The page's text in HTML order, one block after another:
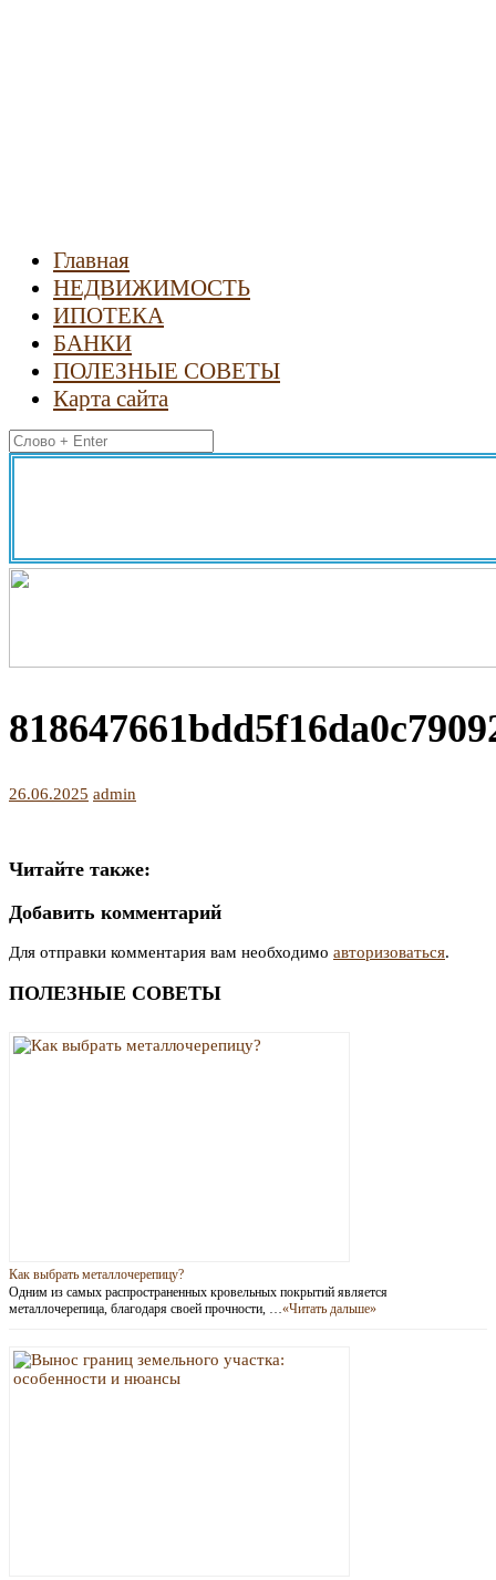
Главная
НЕДВИЖИМОСТЬ
ИПОТЕКА
БАНКИ
ПОЛЕЗНЫЕ СОВЕТЫ
Карта сайта
Найти:
26.06.2025 admin
Читайте также:
Добавить комментарий
Для отправки комментария вам необходимо авторизоваться.
ПОЛЕЗНЫЕ СОВЕТЫ
Как выбрать металлочерепицу?
Одним из самых распространенных кровельных покрытий является
металлочерепица, благодаря своей прочности, …«Читать дальше»